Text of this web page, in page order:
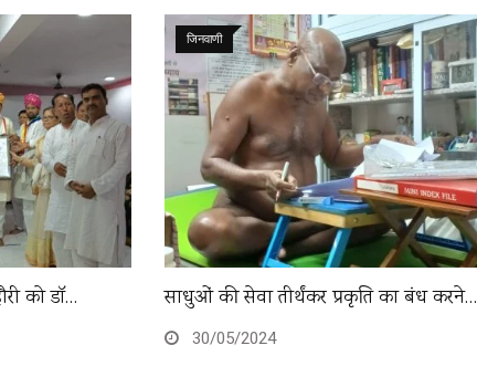
को डॉ…
जिनवाणी
साधुओं की सेवा तीर्थंकर प्रकृति का बंध करने…
30/05/2024